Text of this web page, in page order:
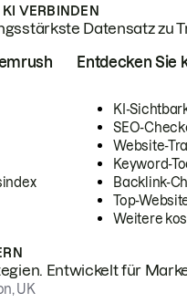
VERBINDEN
Datensatz zu
Entdecken Sie
KI-
SEO-
Website-
Keyword-
Backlink-
Top-
Weitere
Entwickelt für
UK